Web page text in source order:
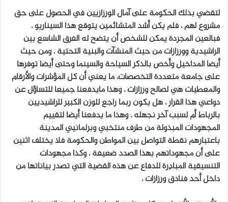
لتقضي بذلك الحكومة على آمال الورزازيين في الحصول على حق
مشروع لهم ، فلم يكن أشد المتشائمين يتوقع هذا السيناريو ،
فبالعين المجردة يمكن للشخص أن يتضح له الفرق الشاسع بين
الراشيدية وورزازات من حيث المنشآت والبنية التحتية ، ومن حيث
أيضا المداخيل وأخص بالذكر السياحة والسينما وحتى أيضا توفرها
على جامعة متعددة التخصصات، ما يعني أن كل المؤشرات والأرقام
والمعطيات هي لصالح ورزازات ، وهذا مايدفعنا جميعا للتساؤل عن
دواعي هذا القرار ، هل يكون ربما راجع للوزن الكبير للراشيديين
بالرباط أم لسبب آخر نجهله ، وهذا ما يدفعنا أيضا لتقييم
المجهودات المبذولة من طرف منتخبي وبرلمانيي المدينة
باعتبارهم نقطة التواصل بين المواطن والحكومة فلا يختلف اثنين
على أن مجهوداتهم بهذا الصدد ضعيفة ، وكذا مجهودات
التنسيقية المبادِرة للدفاع عن هذه القضية التي تصدر بياناتها من
داخل أحد فنادق ورزازات ،